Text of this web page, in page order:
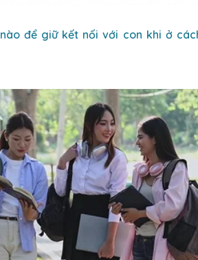
để giữ kết nối với con khi ở